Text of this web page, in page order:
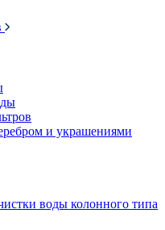
и украшениями
воды колонного типа